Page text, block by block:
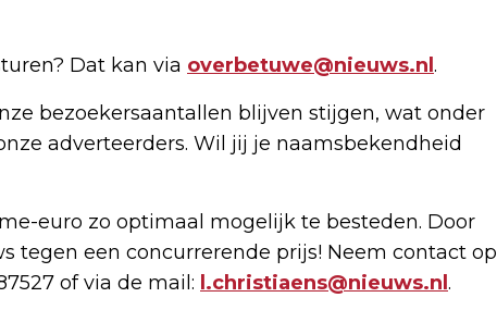
Dat kan via overbetuwe@nieuws.nl .
bezoekersaantallen blijven stijgen, wat onder
adverteerders. Wil jij je naamsbekendheid
euro zo optimaal mogelijk te besteden. Door
tegen een concurrerende prijs! Neem contact op
of via de mail: l.christiaens@nieuws.nl .